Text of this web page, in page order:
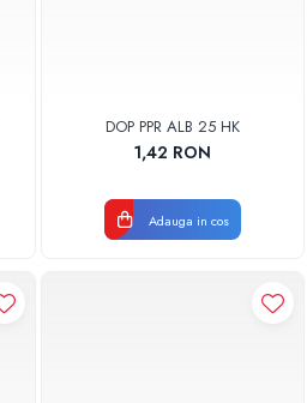
DOP PPR ALB 25 HK
1,42 RON
Adauga in cos